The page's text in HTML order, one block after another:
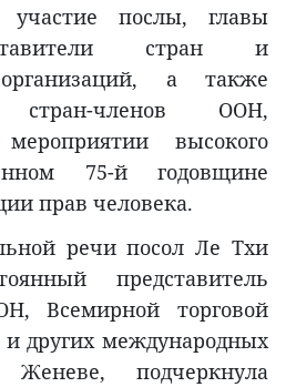
участие послы, главы
стран и
а также
членов ООН,
высокого
75-й годовщине
прав человека.
речи посол Ле Тхи
представитель
Всемирной торговой
других международных
Женеве, подчеркнула